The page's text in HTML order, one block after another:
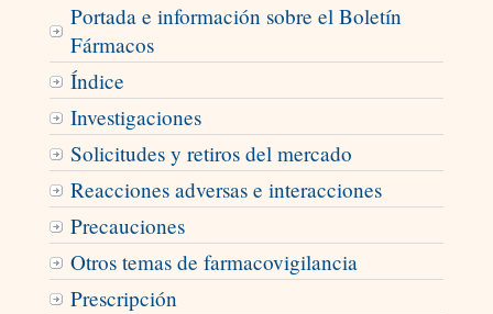
Portada e información sobre el Boletín
Fármacos
Índice
Investigaciones
Solicitudes y retiros del mercado
Reacciones adversas e interacciones
Precauciones
Otros temas de farmacovigilancia
Prescripción